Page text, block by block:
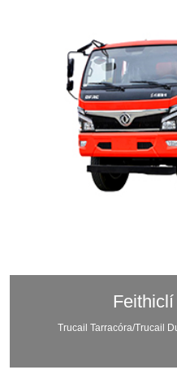
Trucail Tarracóra/Trucail